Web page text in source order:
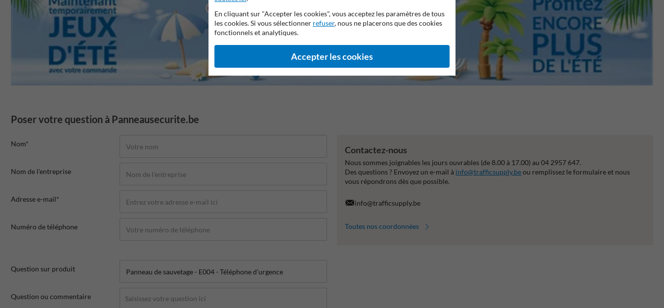
Poser votre question à Panneausecurite.be
Nom*
Nom de l'entreprise
Adresse e-mail*
Numéro de téléphone
Question sur produit
Question ou commentaire
Contactez-nous
Nous sommes joignables les jours ouvrables (de 8.00 à 17.00) au 04 2957 647.
Des questions ? Envoyez un e-mail à info@trafficsupply.beou remplissez le formulaire et nous
vous répondrons dès que possible.
info@trafficsupply.be
Toutes nos coordonnées
En cliquant sur "Accepter les cookies", vous acceptez les paramètres de tous
les cookies. Si vous sélectionner refuser, nous ne placerons que des cookies
fonctionnels et analytiques.
Accepter les cookies